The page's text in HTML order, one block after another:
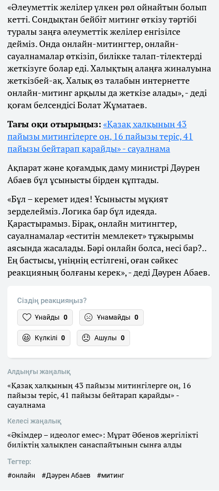
«Әлеуметтік желілер үлкен рөл ойнайтын болып
кетті. Сондықтан бейбіт митинг өткізу тәртібі
туралы заңға әлеуметтік желілер енгізілсе
дейміз. Онда онлайн-митингтер, онлайн-
сауалнамалар өткізіп, билікке талап-тілектерді
жеткізуге болар еді. Халықтың алаңға жиналуына
жеткізбей-ақ. Халық өз талабын интернетте
онлайн-митинг арқылы да жеткізе алады», - деді
қоғам белсендісі Болат Жұматаев.
Тағы оқи отырыңыз: «Қазақ халқының 43
пайызы митингілерге оң, 16 пайызы теріс, 41
пайызы бейтарап қарайды» - сауалнама
Ақпарат және қоғамдық даму министрі Дәурен
Абаев бұл ұсынысты бірден құптады.
«Бұл – керемет идея! Ұсынысты мұқият
зерделейміз. Логика бар бұл идеяда.
Қарастырамыз. Бірақ, онлайн митингтер,
сауалнамалар «еститін мемлекет» тұжырымы
аясында жасалады. Бәрі онлайн болса, несі бар?..
Ең бастысы, үніңнің естілгені, оған сәйкес
реакцияның болғаны керек», - деді Дәурен Абаев.
Сіздің реакцияңыз?
Ұнайды 0 Ұнамайды 0
Күлкілі 0 Ашулы 0
Алдыңғы жаңалық
«Қазақ халқының 43 пайызы митингілерге оң, 16
пайызы теріс, 41 пайызы бейтарап қарайды» -
сауалнама
Келесі жаңалық
«Әкімдер – идеолог емес»: Мұрат Әбенов жергілікті
биліктің халықпен санаспайтынын сынға алды
Тегтер:
#онлайн #Дәурен Абаев #митинг